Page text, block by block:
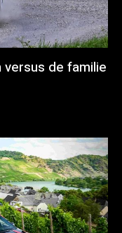
versus de familie